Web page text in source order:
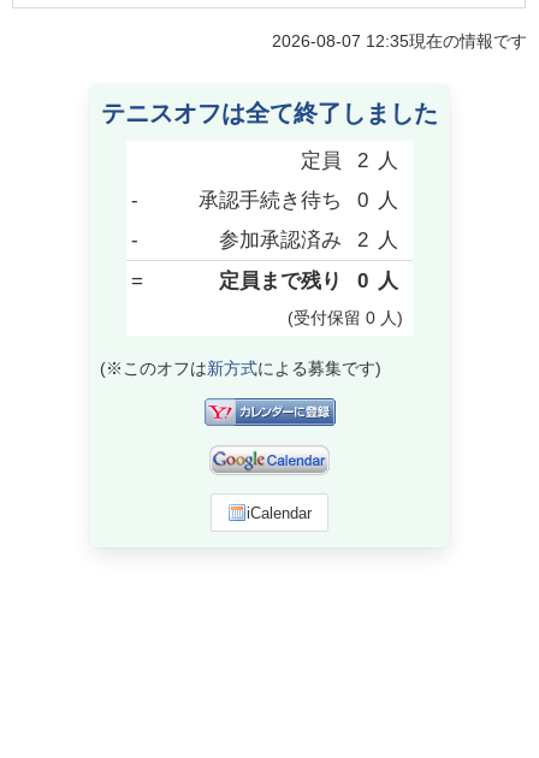
2026-08-07 12:35現在の情報です
テニスオフは全て終了しました
定員 2 人
-
承認手続き待ち 0 人
-
参加承認済み 2 人
=
定員まで残り 0 人
(受付保留 0 人)
(※このオフは新方式による募集です)
iCalendar